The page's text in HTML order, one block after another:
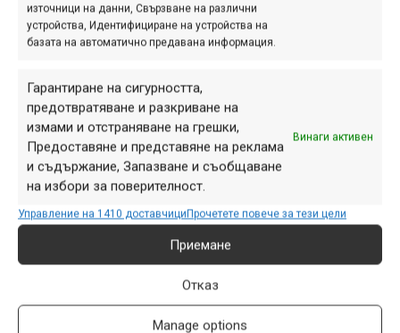
източници на данни, Свързване на различни
устройства, Идентифициране на устройства на
базата на автоматично предавана информация.
Гарантиране на сигурността,
предотвратяване и разкриване на
измами и отстраняване на грешки,
Предоставяне и представяне на реклама
и съдържание, Запазване и съобщаване
на избори за поверителност.
Винаги активен
Управление на 1410 доставчициПрочетете повече за тези цели
Приемане
Отказ
Manage options
Автор: Димитър Щуров
Заглавие: Пожар в петък
Връзка към Галерията на МТБ-БГ:http://www.mtb-
bg.com/index.php/gallery/photos/kladnitsa-
12.